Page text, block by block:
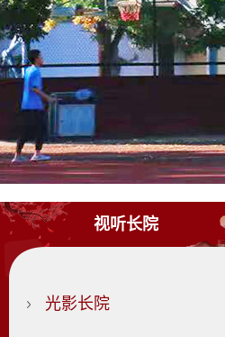
视听长院
光影长院